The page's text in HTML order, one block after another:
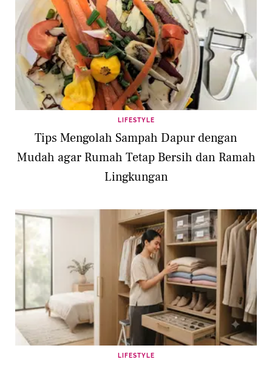
LIFESTYLE
Tips Mengolah Sampah Dapur dengan
Mudah agar Rumah Tetap Bersih dan Ramah
Lingkungan
LIFESTYLE